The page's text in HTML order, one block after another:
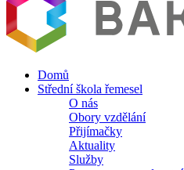
Domů
Střední škola řemesel
O nás
Obory vzdělání
Přijímačky
Aktuality
Služby